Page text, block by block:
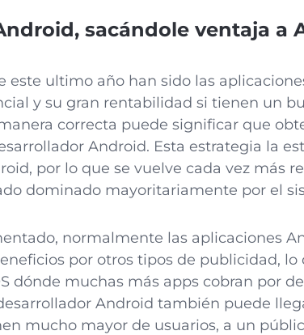
sacándole ventaja a
este ultimo año han sido las
y su gran rentabilidad si tienen un
correcta puede significar que
Android. Esta estrategia la
por lo que se vuelve cada vez más
dominado mayoritariamente por el
normalmente las aplicaciones
por otros tipos de publicidad,
dónde muchas más apps cobran por
Android también puede
mucho mayor de usuarios, a un